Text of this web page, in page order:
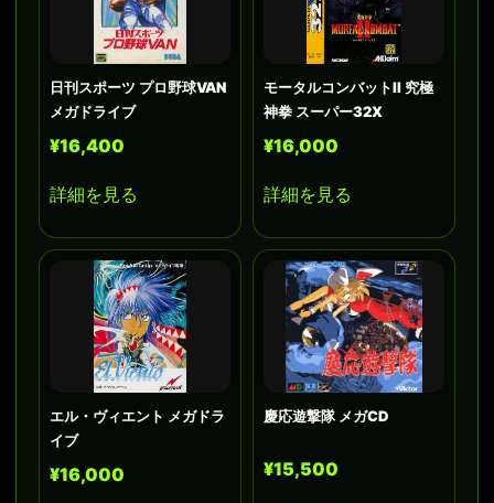
日刊スポーツ プロ野球VAN
メガドライブ
¥16,400
詳細を見る
モータルコンバットII 究極
神拳 スーパー32X
¥16,000
詳細を見る
エル・ヴィエント メガドラ
イブ
¥16,000
慶応遊撃隊 メガCD
¥15,500